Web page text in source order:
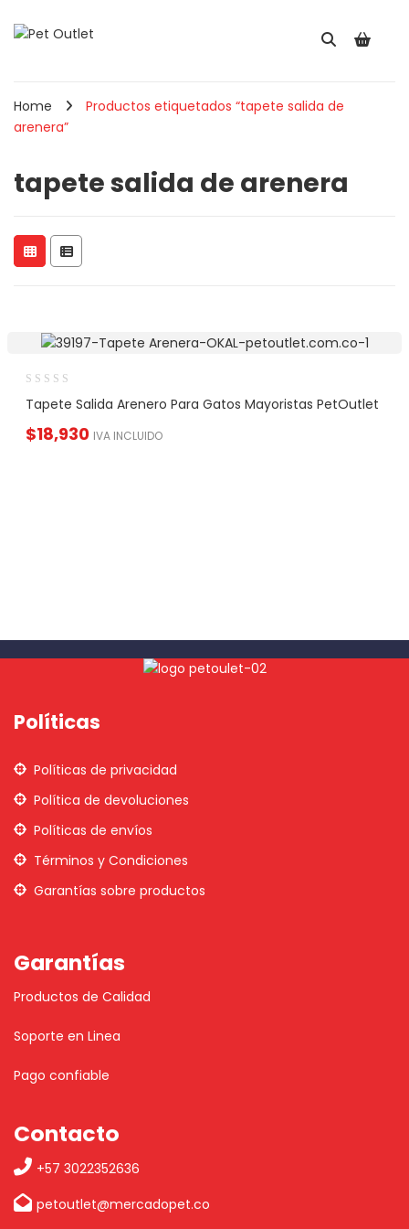
Home
Productos etiquetados “tapete salida de
arenera”
tapete salida de arenera
Tapete Salida Arenero Para Gatos Mayoristas PetOutlet
$18,930 IVA INCLUIDO
Políticas
Políticas de privacidad
Política de devoluciones
Políticas de envíos
Términos y Condiciones
Garantías sobre productos
Garantías
Productos de Calidad
Soporte en Linea
Pago confiable
Contacto
+57 3022352636
petoutlet@mercadopet.co